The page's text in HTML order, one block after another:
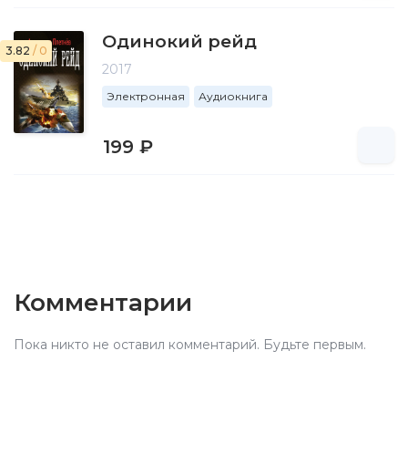
3.82 / 0 Одинокий рейд
2017
Электронная Аудиокнига
199 ₽
Комментарии
Пока никто не оставил комментарий. Будьте первым.